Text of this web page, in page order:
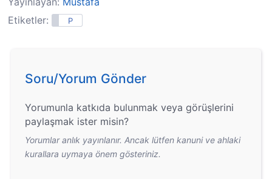
Etiketler:
P
Soru/Yorum Gönder
Yorumunla katkıda bulunmak veya görüşlerini
paylaşmak ister misin?
Yorumlar anlık yayınlanır. Ancak lütfen kanuni ve ahlaki
kurallara uymaya önem gösteriniz.